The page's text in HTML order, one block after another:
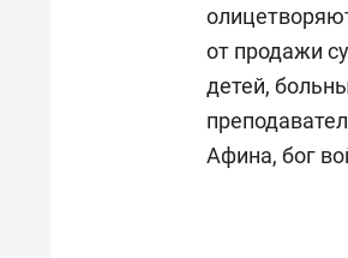
от продажи
детей,
Афина, бог
Дизайнер-прораб
Наседкина: «Ремонт
с мебелью за 2
для меня это